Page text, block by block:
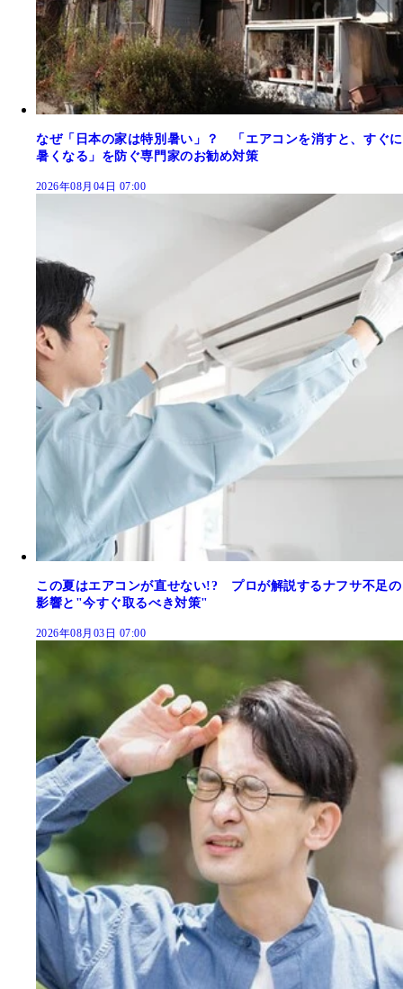
なぜ「日本の家は特別暑い」？ 「エアコンを消すと、すぐに
暑くなる」を防ぐ専門家のお勧め対策
2026年08月04日 07:00
この夏はエアコンが直せない!? プロが解説するナフサ不足の
影響と"今すぐ取るべき対策"
2026年08月03日 07:00